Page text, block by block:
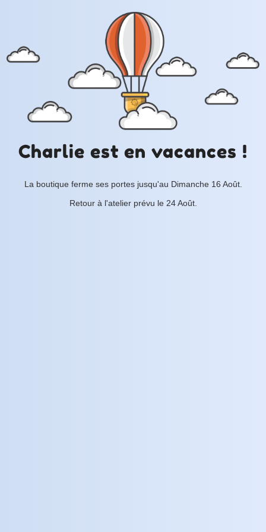
Charlie est en vacances !
La boutique ferme ses portes jusqu'au Dimanche 16 Août.
Retour à l'atelier prévu le 24 Août.